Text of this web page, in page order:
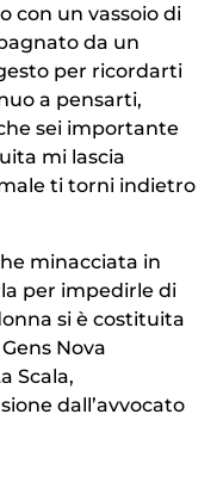
con un vassoio di
da un
per ricordarti
a pensarti,
sei importante
mi lascia
ti torni indietro
minacciata in
per impedirle di
si è costituita
Nova
Scala,
dall’avvocato